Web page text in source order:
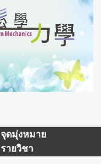
จุดมุ่งหมาย
รายวิชา